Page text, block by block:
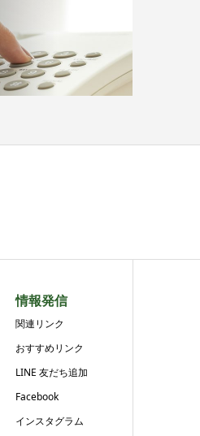
情報発信
関連リンク
おすすめリンク
LINE 友だち追加
Facebook
インスタグラム